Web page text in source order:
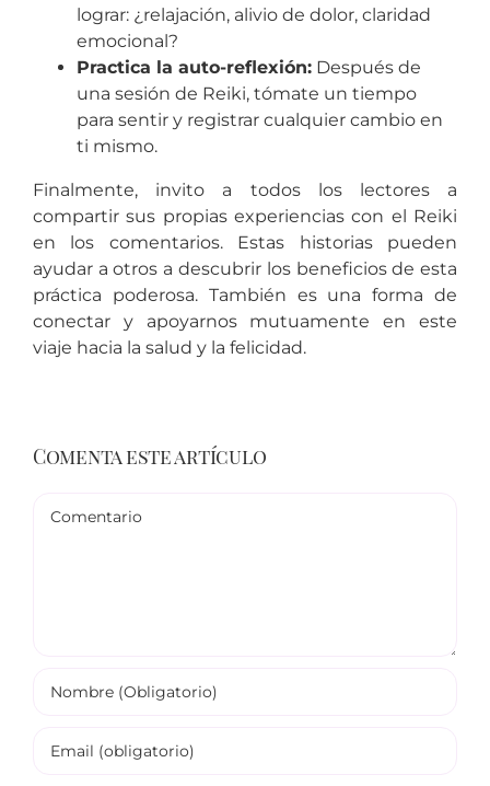
lograr: ¿relajación, alivio de dolor, claridad
emocional?
Practica la auto-reflexión:Después de
una sesión de Reiki, tómate un tiempo
para sentir y registrar cualquier cambio en
ti mismo.
Finalmente, invito a todos los lectores a
compartir sus propias experiencias con el Reiki
en los comentarios. Estas historias pueden
ayudar a otros a descubrir los beneficios de esta
práctica poderosa. También es una forma de
conectar y apoyarnos mutuamente en este
viaje hacia la salud y la felicidad.
Comenta este artículo